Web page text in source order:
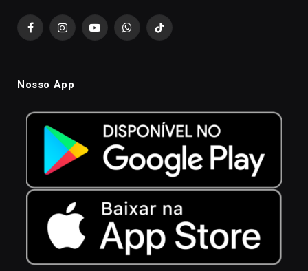
FacebookInstagramYouTubeWhatsAppTikTok
Nosso App